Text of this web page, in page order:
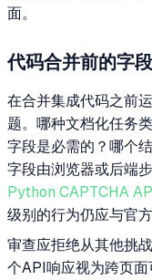
面。
代码合并前的字
在合并集成代码之前
题。哪种文档化任务
字段是必需的？哪个
字段由浏览器或后端
Python CAPTCHA
级别的行为仍应与官方
审查应拒绝从其他挑
个API响应视为跨页